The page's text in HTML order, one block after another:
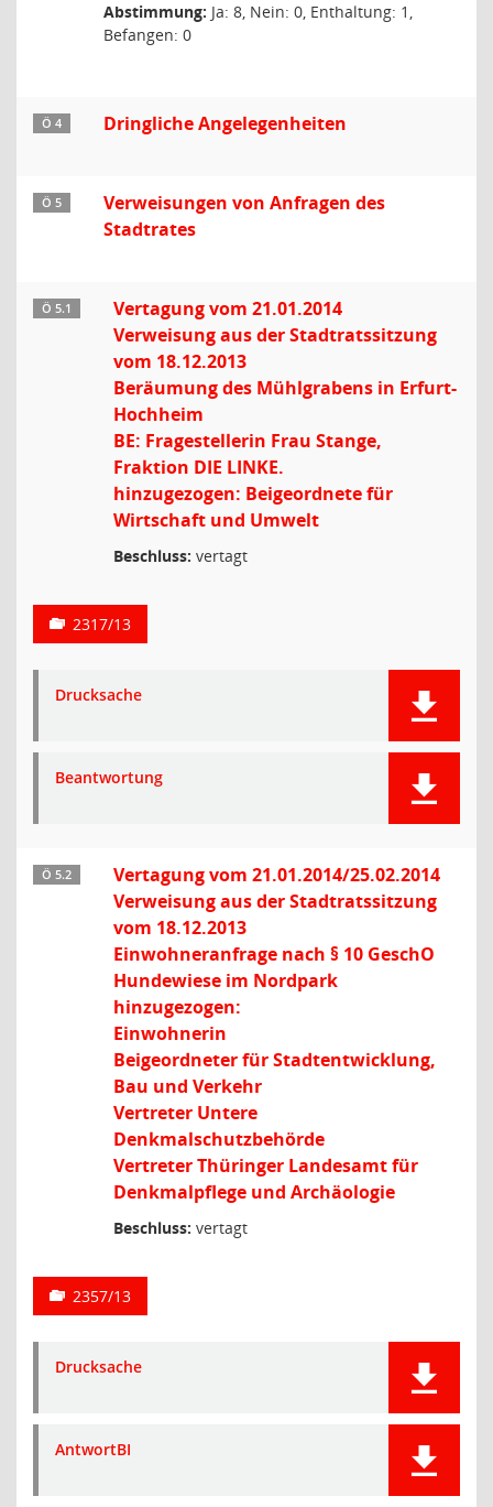
Abstimmung: Ja: 8, Nein: 0, Enthaltung: 1,
Befangen: 0
Ö 4 Dringliche Angelegenheiten
Ö 5
Verweisungen von Anfragen des
Stadtrates
Ö 5.1
Vertagung vom 21.01.2014
Verweisung aus der Stadtratssitzung
vom 18.12.2013
Beräumung des Mühlgrabens in Erfurt-
Hochheim
BE: Fragestellerin Frau Stange,
Fraktion DIE LINKE.
hinzugezogen: Beigeordnete für
Wirtschaft und Umwelt
Beschluss: vertagt
2317/13
Drucksache
Beantwortung
Ö 5.2
Vertagung vom 21.01.2014/25.02.2014
Verweisung aus der Stadtratssitzung
vom 18.12.2013
Einwohneranfrage nach § 10 GeschO
Hundewiese im Nordpark
hinzugezogen:
Einwohnerin
Beigeordneter für Stadtentwicklung,
Bau und Verkehr
Vertreter Untere
Denkmalschutzbehörde
Vertreter Thüringer Landesamt für
Denkmalpflege und Archäologie
Beschluss: vertagt
2357/13
Drucksache
AntwortBI